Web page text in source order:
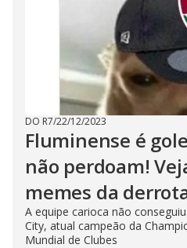
DO R7/22/12/2023
Fluminense é
não perdoam!
memes da
A equipe carioca não
City, atual campeão da
Mundial de Clubes